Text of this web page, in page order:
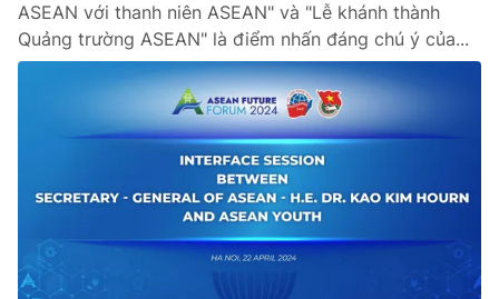
THỜI BÁO VTV
Đài Truyền hình Việt Nam
Cơ quan báo chí:
Thời báo VTV
Giấy phép hoạt động báo in và báo điện tử số 483/GP-BTTTT
ASEAN với thanh niên ASEAN" và "Lễ khánh thành
Quảng trường ASEAN" là điểm nhấn đáng chú ý của...